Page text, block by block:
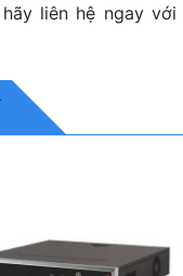
liên hệ ngay với